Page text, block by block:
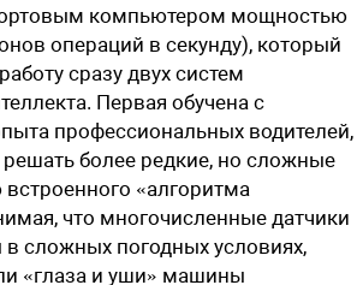
компьютером мощностью
операций в секунду), который
сразу двух систем
Первая обучена с
профессиональных водителей,
решать более редкие, но сложные
«алгоритма
что многочисленные датчики
сложных погодных условиях,
«глаза и уши» машины